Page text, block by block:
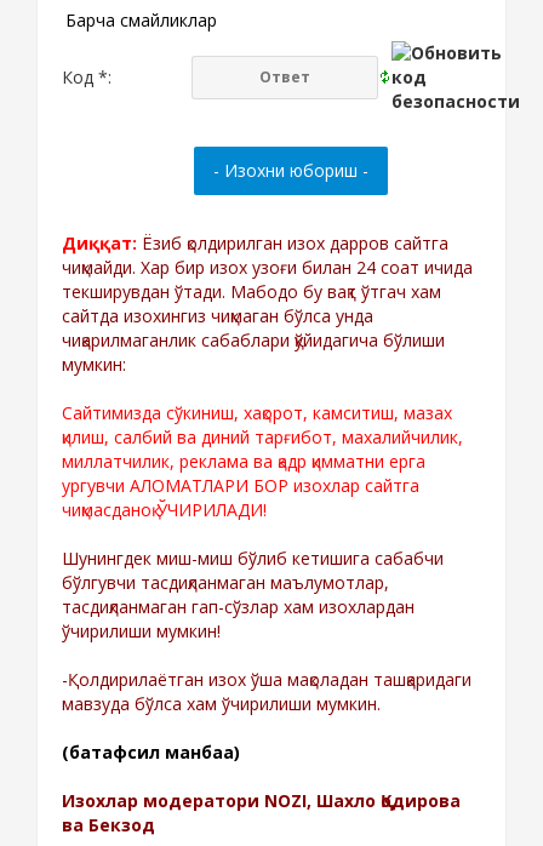
Барча смайликлар
Код *:
Диққат: Ёзиб қолдирилган изох дарров сайтга
чиқмайди. Хар бир изох узоғи билан 24 соат ичида
текширувдан ўтади. Мабодо бу вақт ўтгач хам
сайтда изохингиз чиқмаган бўлса унда
чиқарилмаганлик сабаблари қўйидагича бўлиши
мумкин:
Сайтимизда сўкиниш, хақорот, камситиш, мазах
қилиш, салбий ва диний тарғибот, махалийчилик,
миллатчилик, реклама ва қадр қимматни ерга
ургувчи АЛОМАТЛАРИ БОР изохлар сайтга
чиқмасданоқ ЎЧИРИЛАДИ!
Шунингдек миш-миш бўлиб кетишига сабабчи
бўлгувчи тасдиқланмаган маълумотлар,
тасдиқланмаган гап-сўзлар хам изохлардан
ўчирилиши мумкин!
-Қолдирилаётган изох ўша мақоладан ташқаридаги
мавзуда бўлса хам ўчирилиши мумкин.
(батафсил манбаа)
Изохлар модератори NOZI, Шахло Қодирова
ва Бекзод